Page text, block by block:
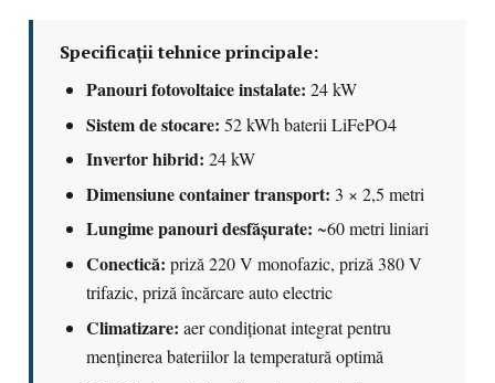
Specificații tehnice principale:
Panouri fotovoltaice instalate: 24 kW
Sistem de stocare: 52 kWh baterii LiFePO4
Invertor hibrid: 24 kW
Dimensiune container transport: 3 × 2,5 metri
Lungime panouri desfășurate: ~60 metri liniari
Conectică: priză 220 V monofazic, priză 380 V
trifazic, priză încărcare auto electric
Climatizare: aer condiționat integrat pentru
menținerea bateriilor la temperatură optimă